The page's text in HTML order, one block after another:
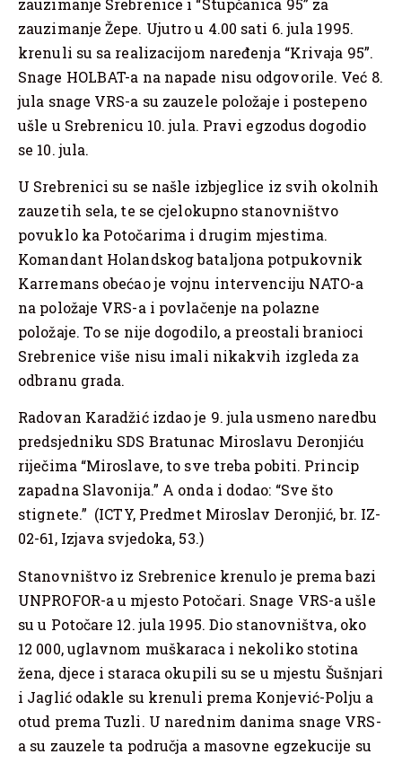
zauzimanje Žepe. Ujutro u 4.00 sati 6. jula 1995.
krenuli su sa realizacijom naređenja “Krivaja 95”.
Snage HOLBAT-a na napade nisu odgovorile. Već 8.
jula snage VRS-a su zauzele položaje i postepeno
ušle u Srebrenicu 10. jula. Pravi egzodus dogodio
se 10. jula.
U Srebrenici su se našle izbjeglice iz svih okolnih
zauzetih sela, te se cjelokupno stanovništvo
povuklo ka Potočarima i drugim mjestima.
Komandant Holandskog bataljona potpukovnik
Karremans obećao je vojnu intervenciju NATO-a
na položaje VRS-a i povlačenje na polazne
položaje. To se nije dogodilo, a preostali branioci
Srebrenice više nisu imali nikakvih izgleda za
odbranu grada.
Radovan Karadžić izdao je 9. jula usmeno naredbu
predsjedniku SDS Bratunac Miroslavu Deronjiću
riječima “Miroslave, to sve treba pobiti. Princip
zapadna Slavonija.” A onda i dodao: “Sve što
stignete.” (ICTY, Predmet Miroslav Deronjić, br. IZ-
02-61, Izjava svjedoka, 53.)
Stanovništvo iz Srebrenice krenulo je prema bazi
UNPROFOR-a u mjesto Potočari. Snage VRS-a ušle
su u Potočare 12. jula 1995. Dio stanovništva, oko
12 000, uglavnom muškaraca i nekoliko stotina
žena, djece i staraca okupili su se u mjestu Šušnjari
i Jaglić odakle su krenuli prema Konjević-Polju a
otud prema Tuzli. U narednim danima snage VRS-
a su zauzele ta područja a masovne egzekucije su